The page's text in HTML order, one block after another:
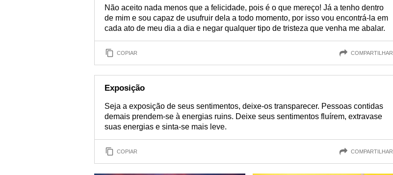
Não aceito nada menos que a felicidade, pois é o que mereço! Já a tenho dentro
de mim e sou capaz de usufruir dela a todo momento, por isso vou encontrá-la em
cada ato de meu dia a dia e negar qualquer tipo de tristeza que venha me abalar.
COPIAR COMPARTILHAR
Exposição
Seja a exposição de seus sentimentos, deixe-os transparecer. Pessoas contidas
demais prendem-se à energias ruins. Deixe seus sentimentos fluírem, extravase
suas energias e sinta-se mais leve.
COPIAR COMPARTILHAR